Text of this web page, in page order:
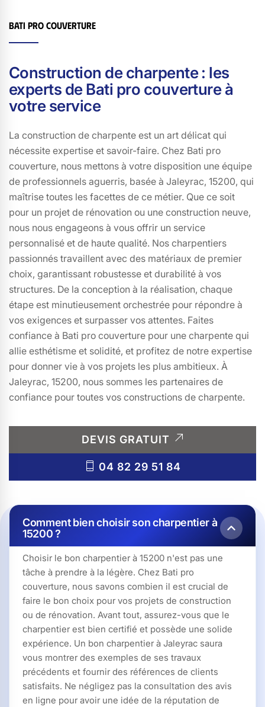
Bati pro couverture
Construction de charpente : les
experts de Bati pro couverture à
votre service
La construction de charpente est un art délicat qui
nécessite expertise et savoir-faire. Chez Bati pro
couverture, nous mettons à votre disposition une équipe
de professionnels aguerris, basée à Jaleyrac, 15200, qui
maîtrise toutes les facettes de ce métier. Que ce soit
pour un projet de rénovation ou une construction neuve,
nous nous engageons à vous offrir un service
personnalisé et de haute qualité. Nos charpentiers
passionnés travaillent avec des matériaux de premier
choix, garantissant robustesse et durabilité à vos
structures. De la conception à la réalisation, chaque
étape est minutieusement orchestrée pour répondre à
vos exigences et surpasser vos attentes. Faites
confiance à Bati pro couverture pour une charpente qui
allie esthétisme et solidité, et profitez de notre expertise
pour donner vie à vos projets les plus ambitieux. À
Jaleyrac, 15200, nous sommes les partenaires de
confiance pour toutes vos constructions de charpente.
DEVIS GRATUIT
04 82 29 51 84
Comment bien choisir son charpentier à
15200 ?
Choisir le bon charpentier à 15200 n'est pas une
tâche à prendre à la légère. Chez Bati pro
couverture, nous savons combien il est crucial de
faire le bon choix pour vos projets de construction
ou de rénovation. Avant tout, assurez-vous que le
charpentier est bien certifié et possède une solide
expérience. Un bon charpentier à Jaleyrac saura
vous montrer des exemples de ses travaux
précédents et fournir des références de clients
satisfaits. Ne négligez pas la consultation des avis
en ligne pour avoir une idée de la réputation de